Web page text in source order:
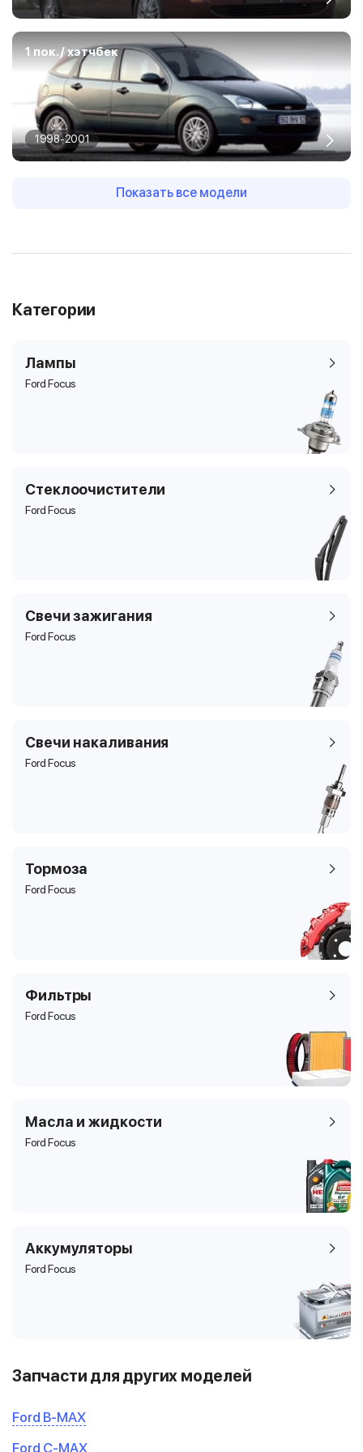
1 пок. / хэтчбек
1998-2001
Показать все модели
Категории
Лампы
Ford Focus
Стеклоочистители
Ford Focus
Свечи зажигания
Ford Focus
Свечи накаливания
Ford Focus
Тормоза
Ford Focus
Фильтры
Ford Focus
Масла и жидкости
Ford Focus
Аккумуляторы
Ford Focus
Запчасти для других моделей
Ford B-MAX
Ford C-MAX